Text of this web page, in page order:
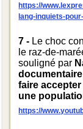
https://
lang-inquiets-
7 - Le choc
le raz-de-
souligné par
documentaire
faire
une
https://